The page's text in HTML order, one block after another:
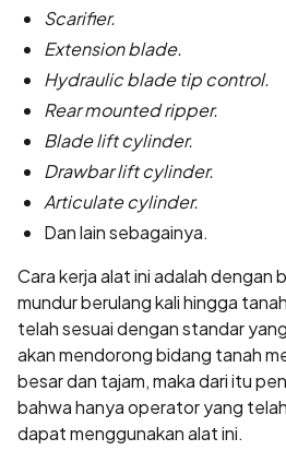
Scarifier.
Extension blade.
Hydraulic blade tip control.
Rear mounted ripper.
Blade lift cylinder.
Drawbar lift cylinder.
Articulate cylinder.
Dan lain sebagainya.
Cara kerja alat ini adalah dengan
mundur berulang kali hingga
telah sesuai dengan standar
akan mendorong bidang tanah
besar dan tajam, maka dari itu
bahwa hanya operator yang
dapat menggunakan alat ini.